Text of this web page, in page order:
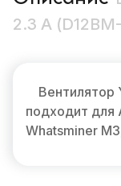
2.3 А
Вентилятор
подходит для
Whatsminer